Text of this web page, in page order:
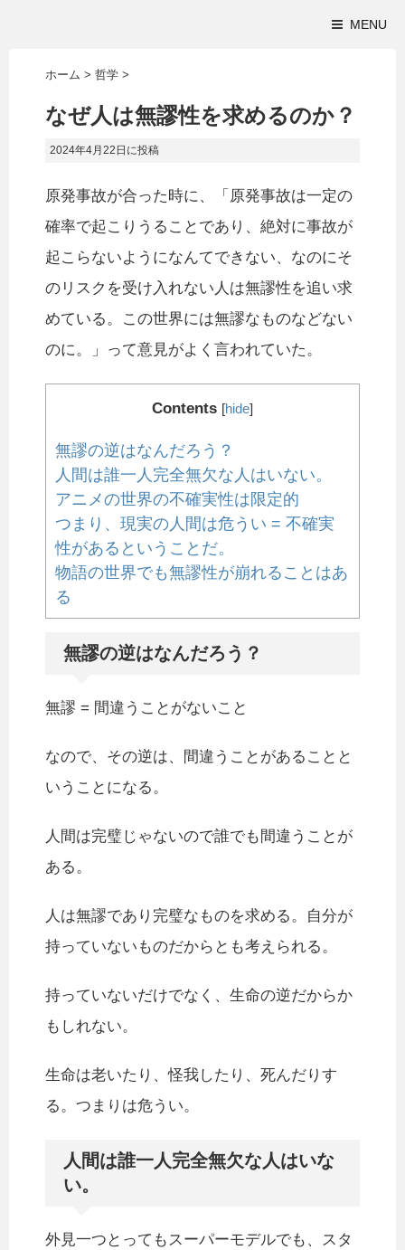
MENU
ホーム > 哲学 >
なぜ人は無謬性を求めるのか？
2024年4月22日 に投稿
原発事故が合った時に、「原発事故は一定の
確率で起こりうることであり、絶対に事故が
起こらないようになんてできない、なのにそ
のリスクを受け入れない人は無謬性を追い求
めている。この世界には無謬なものなどない
のに。」って意見がよく言われていた。
Contents [hide]
無謬の逆はなんだろう？
人間は誰一人完全無欠な人はいない。
アニメの世界の不確実性は限定的
つまり、現実の人間は危うい = 不確実
性があるということだ。
物語の世界でも無謬性が崩れることはあ
る
無謬の逆はなんだろう？
無謬 = 間違うことがないこと
なので、その逆は、間違うことがあることと
いうことになる。
人間は完璧じゃないので誰でも間違うことが
ある。
人は無謬であり完璧なものを求める。自分が
持っていないものだからとも考えられる。
持っていないだけでなく、生命の逆だからか
もしれない。
生命は老いたり、怪我したり、死んだりす
る。つまりは危うい。
人間は誰一人完全無欠な人はいな
い。
外見一つとってもスーパーモデルでも、スタ